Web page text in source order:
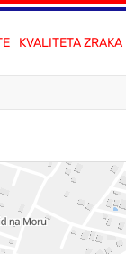
KVALITETA ZRAKA